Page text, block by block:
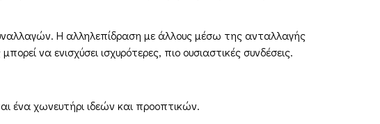
Η αλληλεπίδραση με άλλους μέσω της ανταλλαγής
να ενισχύσει ισχυρότερες, πιο ουσιαστικές συνδέσεις.
ένα χωνευτήρι ιδεών και προοπτικών.